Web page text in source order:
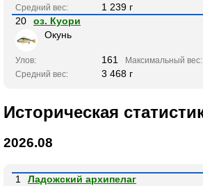
Средний вес:
1 239 г
20
оз. Куори
Окунь
Улов: 161 Максимальный вес:
Средний вес: 3 468 г
Историческая
2026.08
1
Ладожский архипелаг